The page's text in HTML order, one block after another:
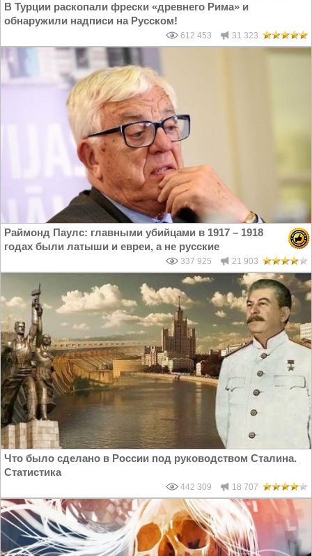
В Турции раскопали фрески «древнего Рима» и
обнаружили надписи на Русском!
612 453 31 323
Раймонд Паулс: главными убийцами в 1917 – 1918
годах были латыши и евреи, а не русские
337 925 21 903
Что было сделано в России под руководством Сталина.
Статистика
442 309 18 707